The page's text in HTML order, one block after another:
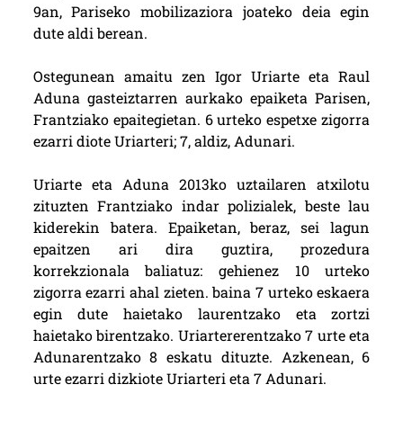
9an, Pariseko mobilizaziora joateko deia egin
dute aldi berean.
Ostegunean amaitu zen Igor Uriarte eta Raul
Aduna gasteiztarren aurkako epaiketa Parisen,
Frantziako epaitegietan. 6 urteko espetxe zigorra
ezarri diote Uriarteri; 7, aldiz, Adunari.
Uriarte eta Aduna 2013ko uztailaren atxilotu
zituzten Frantziako indar polizialek, beste lau
kiderekin batera. Epaiketan, beraz, sei lagun
epaitzen ari dira guztira, prozedura
korrekzionala baliatuz: gehienez 10 urteko
zigorra ezarri ahal zieten. baina 7 urteko eskaera
egin dute haietako laurentzako eta zortzi
haietako birentzako. Uriartererentzako 7 urte eta
Adunarentzako 8 eskatu dituzte. Azkenean, 6
urte ezarri dizkiote Uriarteri eta 7 Adunari.